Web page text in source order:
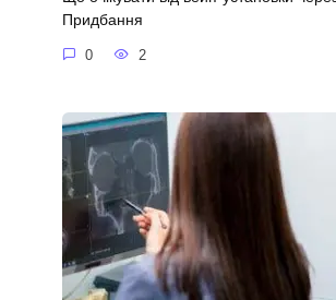
Придбання
0 2